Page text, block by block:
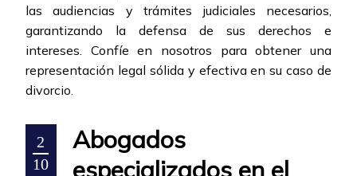
las audiencias y trámites judiciales necesarios,
garantizando la defensa de sus derechos e
intereses. Confíe en nosotros para obtener una
representación legal sólida y efectiva en su caso de
divorcio.
2
10
Abogados
especializados en el